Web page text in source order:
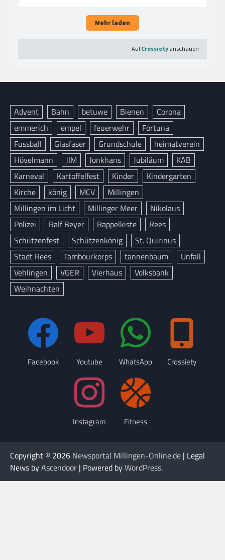
Advent Bahn betuwe Bienen
Corona
emmerich
empel feuerwehr
Fortuna
Fussball
Glasfaser Grundschule
heimatverein
Hövelmann
JIM Jonkhans Jubiläum
KAB
Karneval
Kartoffelfest Kinder
Kindergarten
Kirche
könig MCV
Millingen
Millingen im Licht
Millinger Meer
Nikolaus
Polizei
Ralf Beyer Rappelkiste
Rees
Schützenfest
Schützenkönig
St. Quirinus
Stadt Rees
Tambourkorps tannenbaum
Unfall
Vehlingen
VGER Vierhaus
Volksbank
Weihnachten
Facebook Youtube WhatsApp Crossiety
Instagram Fitness
Copyright © 2026 Newsportal Millingen-Online.de | Legal
News byAscendoor | Powered byWordPress.